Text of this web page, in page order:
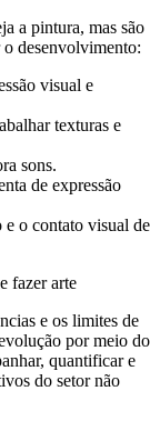
a pintura, mas são
o desenvolvimento:
visual e
texturas e
sons.
de expressão
e o contato visual de
fazer arte
e os limites de
por meio do
quantificar e
do setor não